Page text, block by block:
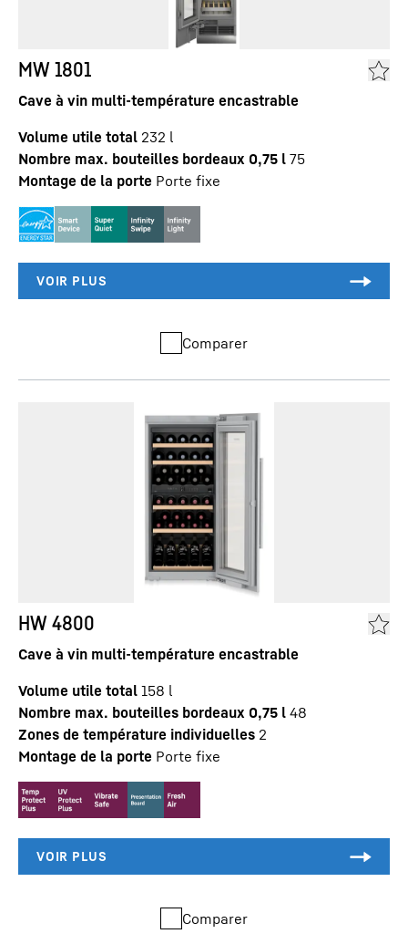
MW 1801
Cave à vin multi-température encastrable
Volume utile total 232 l
Nombre max. bouteilles bordeaux 0,75 l 75
Montage de la porte Porte fixe
Comparer
HW 4800
Cave à vin multi-température encastrable
Volume utile total 158 l
Nombre max. bouteilles bordeaux 0,75 l 48
Zones de température individuelles 2
Montage de la porte Porte fixe
Comparer